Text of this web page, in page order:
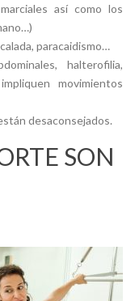
así como los
paracaidismo…
halterofilia,
movimientos
desaconsejados.
SON